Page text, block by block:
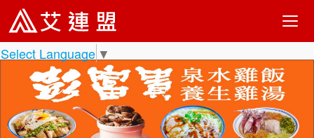
Select Language ▼